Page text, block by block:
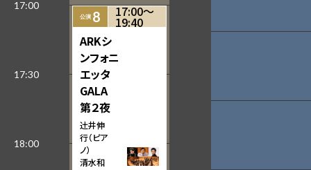
8 17:00〜
19:40
ARKシ
ンフォニ
エッタ
GALA
第２夜
辻󠄀井伸
行（ピア
ノ）
清水和